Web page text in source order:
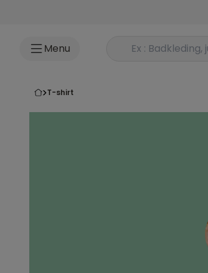
Menu Rechercher un produit
t-shirt